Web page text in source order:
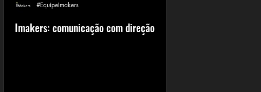
Imakers: comunicação com direção
#EquipeImakers